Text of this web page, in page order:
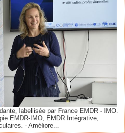
labellisée par France EMDR - IMO.
EMDR-IMO, EMDR Intégrative,
- Améliore...